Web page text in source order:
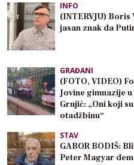
INFO
(INTERVJU)
jasan znak da
GRAĐANI
(FOTO, VIDEO)
Jovine gimnazije
Grujić: „Oni koji
otadžbinu“
STAV
GABOR BODIŠ:
Peter Magyar